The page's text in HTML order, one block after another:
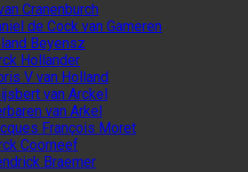
Cranenburch
de Cock van Gameren
Beyensz
Hollander
V van Holland
van Arckel
van Arkel
François Moret
Coorneef
Braemer